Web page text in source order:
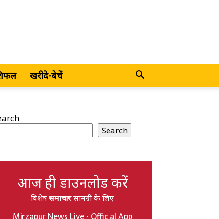
खरीदे-बेचें
Search
आज ही डाउनलोड करें
विशेषसमाचारसामग्री के लिए